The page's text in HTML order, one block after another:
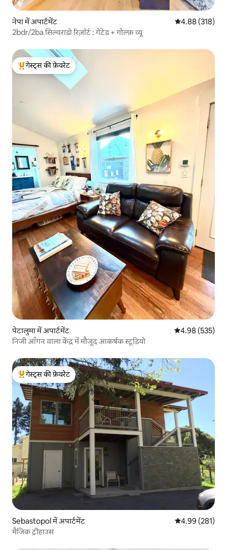
नेपा में अपार्टमेंट औसत रेटिंग 5 में से
4.88 (318)
2bdr/2ba सिल्वराडो रिज़ॉर्ट : गेटेड + गोल्फ़ व्यू
गेस्ट्स का टॉप फ़ेवरेट
गेस्ट्स की फ़ेवरेट
पेटालुमा में अपार्टमेंट औसत रेटिंग 5 में से
4.98 (535)
निजी आँगन वाला केंद्र में मौजूद आकर्षक स्टूडियो
गेस्ट्स का टॉप फ़ेवरेट
गेस्ट्स की फ़ेवरेट
Sebastopol में अपार्टमेंट औसत रेटिंग 5 में से
4.99 (281)
मैजिक ट्रीहाउस